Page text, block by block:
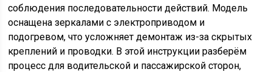
соблюдения последовательности действий. Модель
оснащена зеркалами с электроприводом и
подогревом, что усложняет демонтаж из-за скрытых
креплений и проводки. В этой инструкции разберём
процесс для водительской и пассажирской сторон,